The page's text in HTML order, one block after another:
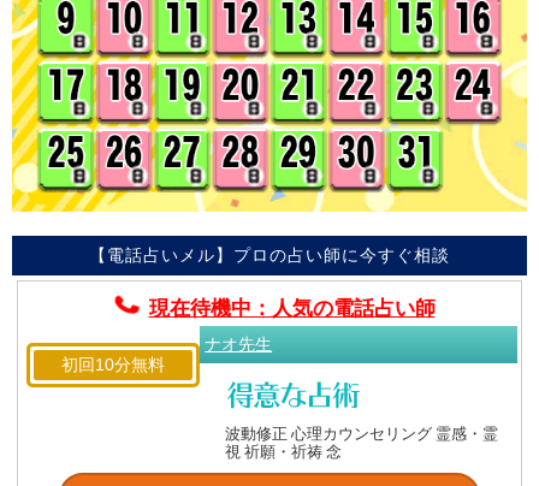
【電話占いメル】プロの占い師に今すぐ相談
現在待機中：人気の電話占い師
初回10分無料
ナオ先生
波動修正 心理カウンセリング 霊感・霊
視 祈願・祈祷 念